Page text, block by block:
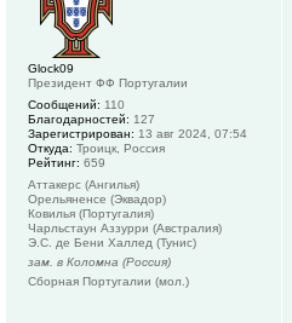
Glock09
Президент ФФ Португалии
Сообщений: 110
Благодарностей: 127
Зарегистрирован: 13 авг 2024, 07:54
Откуда: Троицк, Россия
Рейтинг: 659
Аттакерс (Ангилья)
Орельяненсе (Эквадор)
Ковилья (Португалия)
Чарльстаун Аззурри (Австралия)
Э.С. де Бени Халлед (Тунис)
зам. в Коломна (Россия)
Сборная Португалии (мол.)